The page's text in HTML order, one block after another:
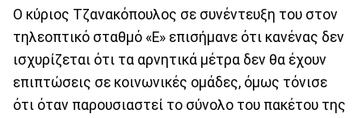
O κύριος Τζανακόπουλος σε συνέντευξη του στον
τηλεοπτικό σταθμό «Ε» επισήμανε ότι κανένας δεν
ισχυρίζεται ότι τα αρνητικά μέτρα δεν θα έχουν
επιπτώσεις σε κοινωνικές ομάδες, όμως τόνισε
ότι όταν παρουσιαστεί το σύνολο του πακέτου της